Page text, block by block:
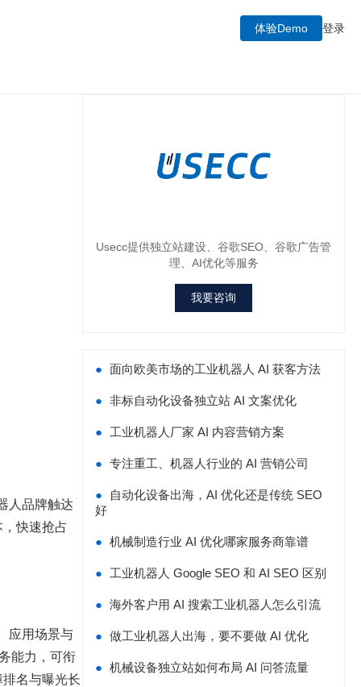
体验Demo 登录
人品牌触达
快速抢占
应用场景与
能力，可衔
名与曝光长
Usecc提供独立站建设、谷歌SEO、谷歌广告管
理、AI优化等服务
我要咨询
● 面向欧美市场的工业机器人 AI 获客方法
● 非标自动化设备独立站 AI 文案优化
● 工业机器人厂家 AI 内容营销方案
● 专注重工、机器人行业的 AI 营销公司
●
自动化设备出海，AI 优化还是传统 SEO
好
● 机械制造行业 AI 优化哪家服务商靠谱
● 工业机器人 Google SEO 和 AI SEO 区别
● 海外客户用 AI 搜索工业机器人怎么引流
● 做工业机器人出海，要不要做 AI 优化
● 机械设备独立站如何布局 AI 问答流量